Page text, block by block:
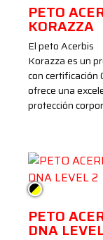
PETO
KORAZZA
El peto Acerbis
Korazza es un
con certificación
ofrece una
protección
Negro/Amarillo
PETO
DNA